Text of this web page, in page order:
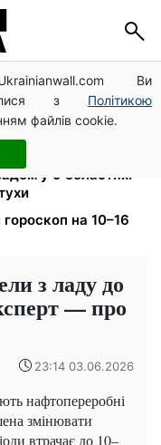
Ви
з Політикою
файлів cookie.
заяви на
ціни на
у 9 областях:
на 10–16
з ладу до
— про
23:14 03.06.2026
нафтопереробні
змінювати
втрачає до 10–